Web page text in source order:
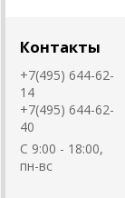
Контакты
+7(495) 644-62-
14
+7(495) 644-62-
40
C 9:00 - 18:00,
пн-вс